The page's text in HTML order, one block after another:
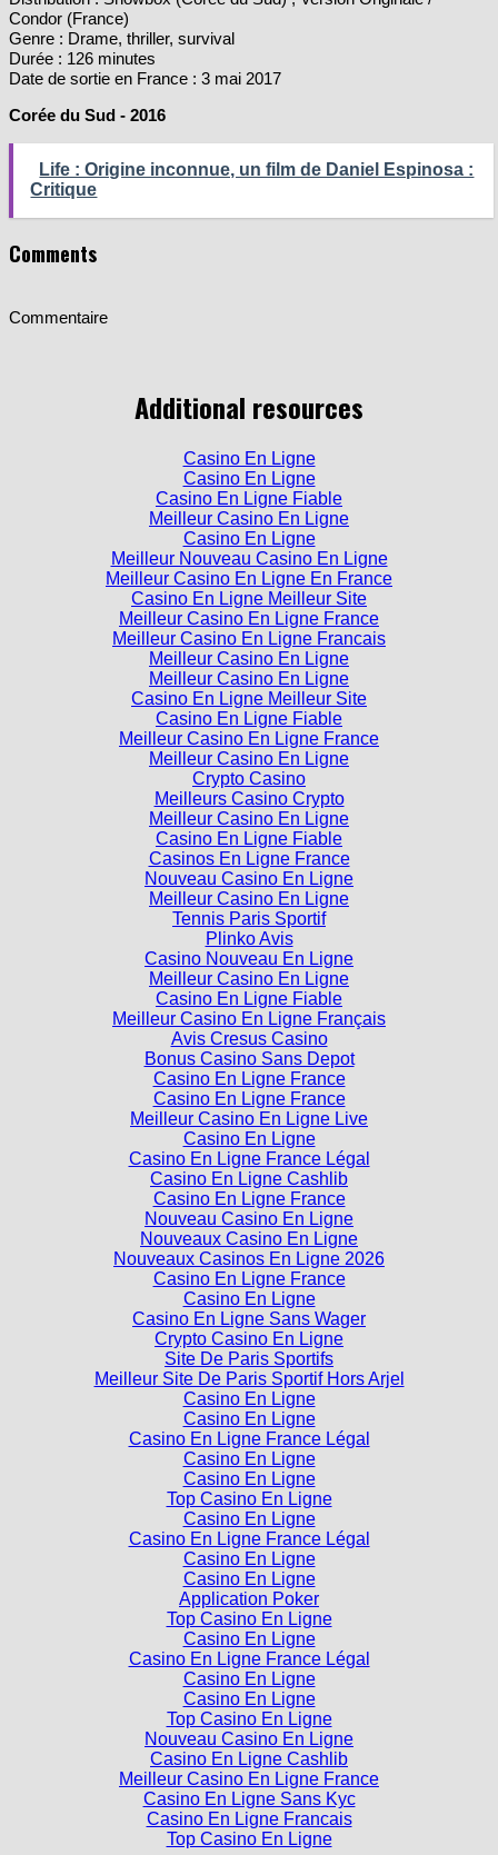
Condor (France)
Genre : Drame, thriller, survival
Durée : 126 minutes
Date de sortie en France : 3 mai 2017
Corée du Sud - 2016
Life : Origine inconnue, un film de Daniel Espinosa :
Critique
Comments
Commentaire
Additional resources
Casino En Ligne
Casino En Ligne
Casino En Ligne Fiable
Meilleur Casino En Ligne
Casino En Ligne
Meilleur Nouveau Casino En Ligne
Meilleur Casino En Ligne En France
Casino En Ligne Meilleur Site
Meilleur Casino En Ligne France
Meilleur Casino En Ligne Francais
Meilleur Casino En Ligne
Meilleur Casino En Ligne
Casino En Ligne Meilleur Site
Casino En Ligne Fiable
Meilleur Casino En Ligne France
Meilleur Casino En Ligne
Crypto Casino
Meilleurs Casino Crypto
Meilleur Casino En Ligne
Casino En Ligne Fiable
Casinos En Ligne France
Nouveau Casino En Ligne
Meilleur Casino En Ligne
Tennis Paris Sportif
Plinko Avis
Casino Nouveau En Ligne
Meilleur Casino En Ligne
Casino En Ligne Fiable
Meilleur Casino En Ligne Français
Avis Cresus Casino
Bonus Casino Sans Depot
Casino En Ligne France
Casino En Ligne France
Meilleur Casino En Ligne Live
Casino En Ligne
Casino En Ligne France Légal
Casino En Ligne Cashlib
Casino En Ligne France
Nouveau Casino En Ligne
Nouveaux Casino En Ligne
Nouveaux Casinos En Ligne 2026
Casino En Ligne France
Casino En Ligne
Casino En Ligne Sans Wager
Crypto Casino En Ligne
Site De Paris Sportifs
Meilleur Site De Paris Sportif Hors Arjel
Casino En Ligne
Casino En Ligne
Casino En Ligne France Légal
Casino En Ligne
Casino En Ligne
Top Casino En Ligne
Casino En Ligne
Casino En Ligne France Légal
Casino En Ligne
Casino En Ligne
Application Poker
Top Casino En Ligne
Casino En Ligne
Casino En Ligne France Légal
Casino En Ligne
Casino En Ligne
Top Casino En Ligne
Nouveau Casino En Ligne
Casino En Ligne Cashlib
Meilleur Casino En Ligne France
Casino En Ligne Sans Kyc
Casino En Ligne Francais
Top Casino En Ligne